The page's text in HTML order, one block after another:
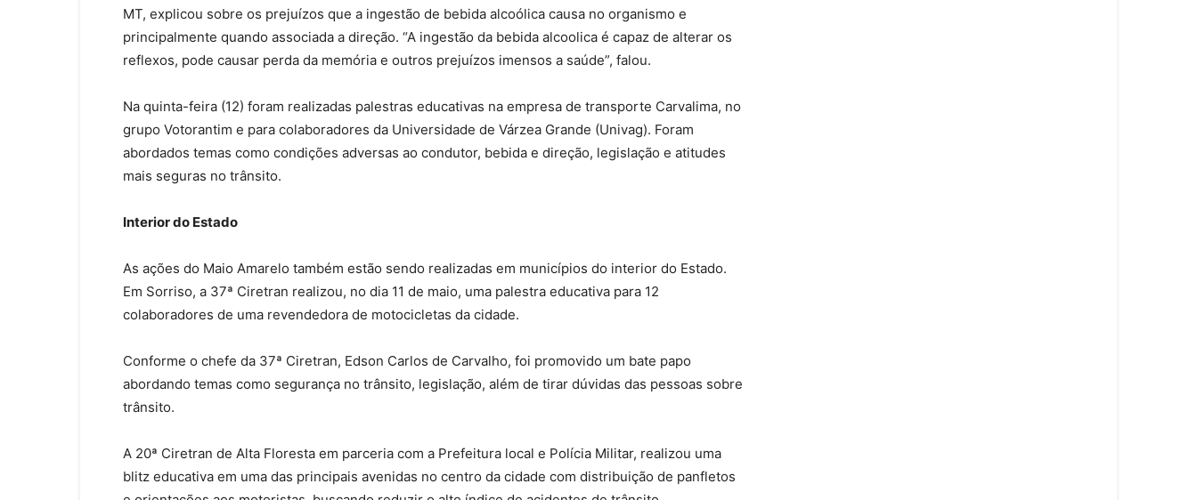
MT, explicou sobre os prejuízos que a ingestão de bebida alcoólica causa no organismo e
principalmente quando associada a direção. “A ingestão da bebida alcoolica é capaz de alterar os
reflexos, pode causar perda da memória e outros prejuízos imensos a saúde”, falou.
Na quinta-feira (12) foram realizadas palestras educativas na empresa de transporte Carvalima, no
grupo Votorantim e para colaboradores da Universidade de Várzea Grande (Univag). Foram
abordados temas como condições adversas ao condutor, bebida e direção, legislação e atitudes
mais seguras no trânsito.
Interior do Estado
As ações do Maio Amarelo também estão sendo realizadas em municípios do interior do Estado.
Em Sorriso, a 37ª Ciretran realizou, no dia 11 de maio, uma palestra educativa para 12
colaboradores de uma revendedora de motocicletas da cidade.
Conforme o chefe da 37ª Ciretran, Edson Carlos de Carvalho, foi promovido um bate papo
abordando temas como segurança no trânsito, legislação, além de tirar dúvidas das pessoas sobre
trânsito.
A 20ª Ciretran de Alta Floresta em parceria com a Prefeitura local e Polícia Militar, realizou uma
blitz educativa em uma das principais avenidas no centro da cidade com distribuição de panfletos